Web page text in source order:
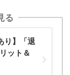
る
り】「退
ット＆